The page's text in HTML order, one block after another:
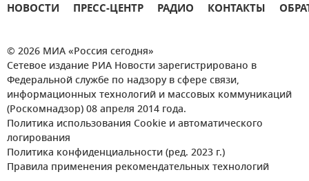
НОВОСТИ ПРЕСС-ЦЕНТР РАДИО КОНТАКТЫ
© 2026 МИА «Россия сегодня»
Сетевое издание РИА Новости зарегистрировано в
Федеральной службе по надзору в сфере связи,
информационных технологий и массовых коммуникаций
(Роскомнадзор) 08 апреля 2014 года.
Политика использования Cookie и автоматического
логирования
Политика конфиденциальности (ред. 2023 г.)
Правила применения рекомендательных технологий